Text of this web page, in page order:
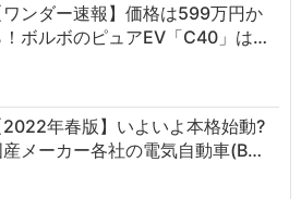
ワンダー速報】価格は599万円か
！ボルボのピュアEV「C40」は…
2022年春版】いよいよ本格始動?
産メーカー各社の電気自動車(B…